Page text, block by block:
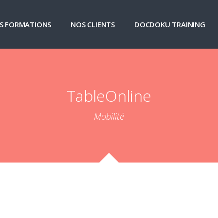
FORMATIONS NOS CLIENTS DOCDOKU TRAINING
TableOnline
Mobilité